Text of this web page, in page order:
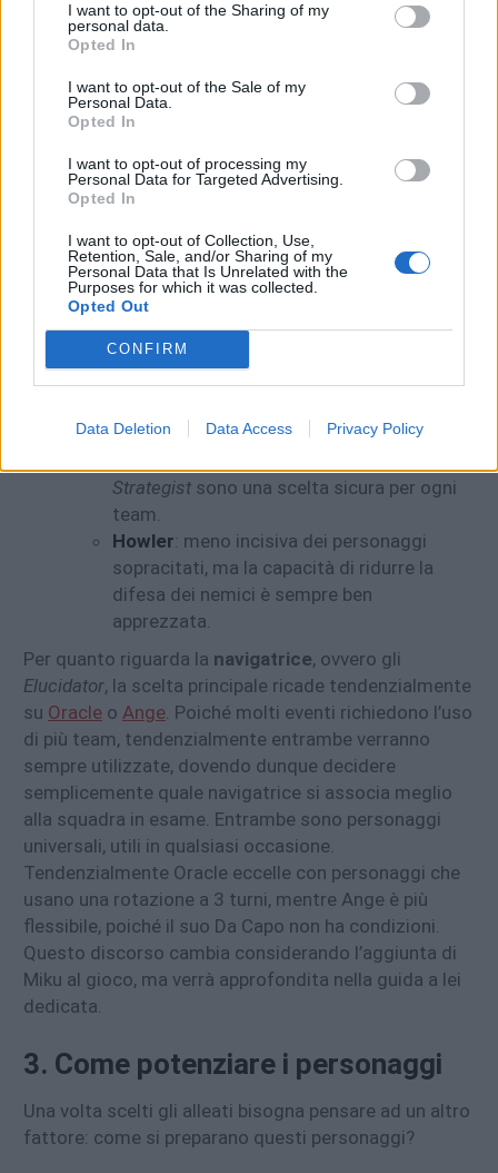
I want to opt-out of the Sharing of my
personal data.
Opted In
I want to opt-out of the Sale of my
Personal Data.
Opted In
I want to opt-out of processing my
Personal Data for Targeted Advertising.
Opted In
I want to opt-out of Collection, Use,
Retention, Sale, and/or Sharing of my
Personal Data that Is Unrelated with the
Purposes for which it was collected.
Opted Out
CONFIRM
Data Deletion Data Access Privacy Policy
portano in battaglia:
faccia uso dell’Highlight. Più questo è
fondamentale nella rotazione del
diventa essenziale.
Wind Tempest
: offre ottimi potenziamenti
personaggi offensivi, ma maggiormente
per i personaggi che dipendono
particolarmente da esso (
Akihiko).
Turbo: offre ottimi potenziamenti in
generale, oltre ad entrare in sinergia con i
(Joker, Ange).
Strategist sono una scelta sicura per ogni
team.
Howler: meno incisiva dei personaggi
sopracitati, ma la capacità di ridurre la
difesa dei nemici è sempre ben
apprezzata.
Per quanto riguarda la navigatrice, ovvero gli
Elucidator, la scelta principale ricade tendenzialmente
su Oracle o Ange . Poiché molti eventi richiedono l’uso
di più team, tendenzialmente entrambe verranno
sempre utilizzate, dovendo dunque decidere
semplicemente quale navigatrice si associa meglio
alla squadra in esame. Entrambe sono personaggi
universali, utili in qualsiasi occasione.
Tendenzialmente Oracle eccelle con personaggi che
usano una rotazione a 3 turni, mentre Ange è più
flessibile, poiché il suo Da Capo non ha condizioni.
Questo discorso cambia considerando l’aggiunta di
Miku al gioco, ma verrà approfondita nella guida a lei
dedicata.
3. Come potenziare i personaggi
Una volta scelti gli alleati bisogna pensare ad un altro
fattore: come si preparano questi personaggi?